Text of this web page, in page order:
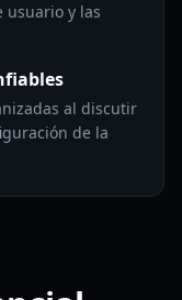
usuario y las
al discutir
de la